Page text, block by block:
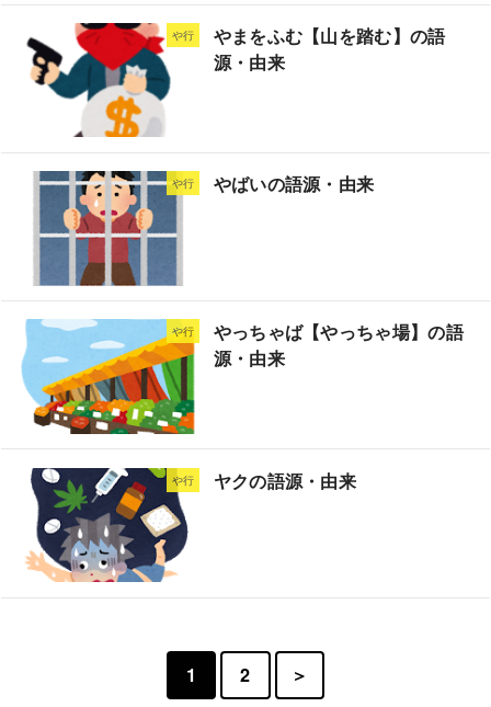
や行
やまをふむ【山を踏む】の語
源・由来
や行 やばいの語源・由来
や行
やっちゃば【やっちゃ場】の語
源・由来
や行 ヤクの語源・由来
1 2 ＞